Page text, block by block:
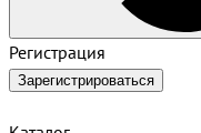
Регистрация
Зарегистрироваться